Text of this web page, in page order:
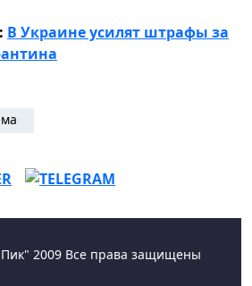
В Украине усилят штрафы за
2009 Все права защищены